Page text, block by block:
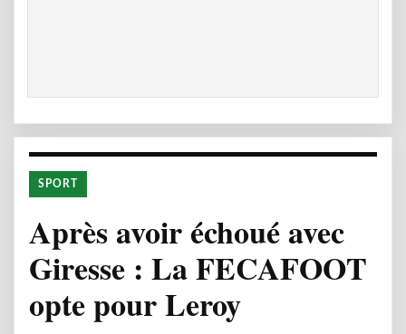
SPORT
Après avoir échoué avec
Giresse : La FECAFOOT
opte pour Leroy